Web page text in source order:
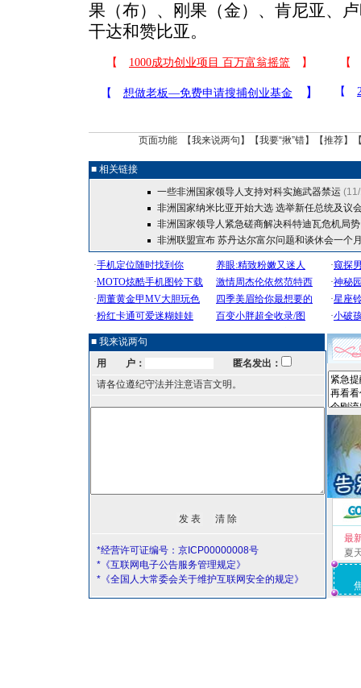
果（布）、刚果（金）、肯尼亚、
干达和赞比亚。
页面功能 【我来说两句 】【我要“揪”错】【推荐】
■ 相关链接
一些非洲国家领导人支持对科实施武器禁运
非洲国家纳米比亚开始大选 选举新任总统及议
非洲国家领导人紧急磋商解决科特迪瓦危机局势
非洲联盟宣布 苏丹达尔富尔问题和谈休会一个
■ 我来说两句
用 户：
匿名发出：
请各位遵纪守法并注意语言文明。
*经营许可证编号：京ICP00000008号
*《互联网电子公告服务管理规定》
*《全国人大常委会关于维护互联网安全的规定》
最
夏